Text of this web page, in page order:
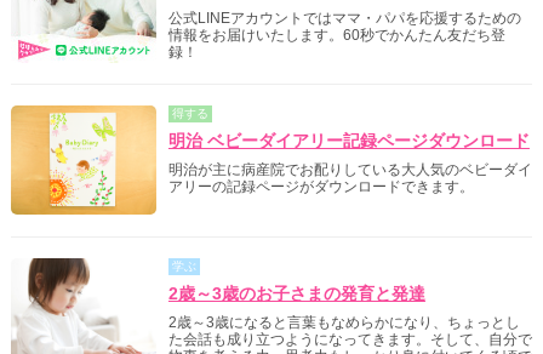
公式LINEアカウントではママ・パパを応援するための
情報をお届けいたします。60秒でかんたん友だち登
録！
得する
明治 ベビーダイアリー記録ページダウンロード
明治が主に病産院でお配りしている大人気のベビーダイ
アリーの記録ページがダウンロードできます。
学ぶ
2歳～3歳のお子さまの発育と発達
2歳～3歳になると言葉もなめらかになり、ちょっとし
た会話も成り立つようになってきます。そして、自分で